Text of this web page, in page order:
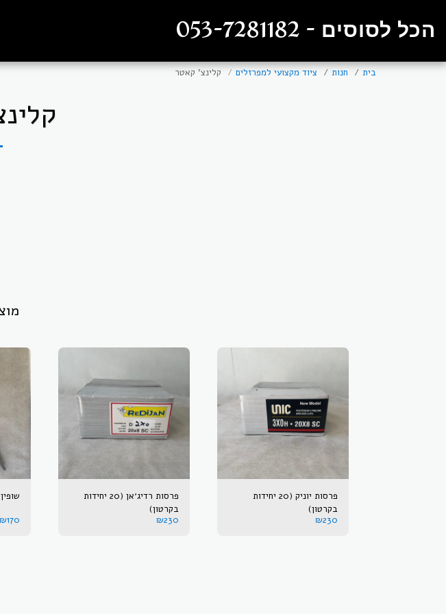
הכל לסוסים - 053-7281182
בית חנות ציוד מקצועי למפרזלים קלינצ' קאטר
פרסות יוניק (20 יחידות
בקרטון)
₪230
פרסות רדיג׳אן (20 יחידות
בקרטון)
₪230
שופין Save Edge
₪170